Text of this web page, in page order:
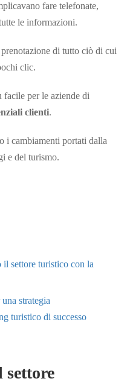
fare telefonate,
le informazioni.
di tutto ciò di cui
clic.
per le aziende di
clienti.
i cambiamenti portati dalla
e del turismo.
il settore turistico con la
strategia
turistico di successo
settore